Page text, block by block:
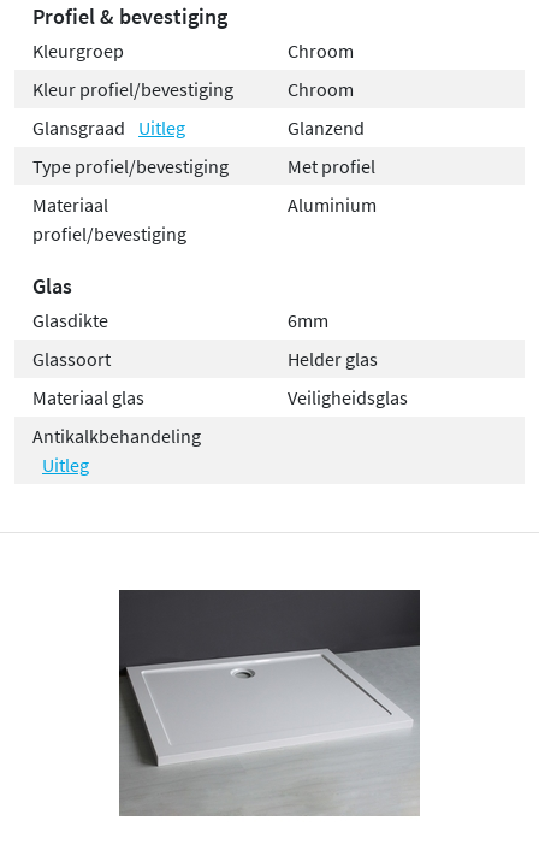
Profiel & bevestiging
Kleurgroep
Chroom
Kleur profiel/bevestiging
Chroom
Glansgraad
Uitleg
Glanzend
Type profiel/bevestiging
Met profiel
Materiaal
profiel/bevestiging
Aluminium
Glas
Glasdikte
6mm
Glassoort
Helder glas
Materiaal glas
Veiligheidsglas
Antikalkbehandeling
Uitleg